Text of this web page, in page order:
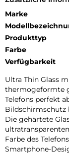
Marke
Produkttyp
Farbe
Verfügbarkeit
Ultra Thin Glass
thermogeformte
Telefons perfekt
Bildschirmschutz
Die gehärtete
Farbe des
Smartphone-